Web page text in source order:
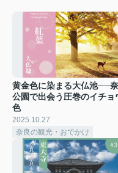
黄金色に染まる大仏池──
公園で出会う圧巻のイチョ
色
2025.10.27
奈良の観光・おでかけ